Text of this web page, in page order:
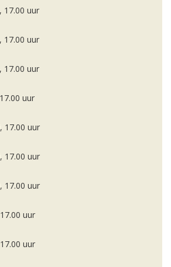
17.00 uur
17.00 uur
17.00 uur
uur
17.00 uur
17.00 uur
17.00 uur
uur
uur